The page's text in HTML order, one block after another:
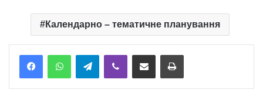
Календарно – тематичне планування
TelegramViber Надіслати електронною поштоюНадрукувати